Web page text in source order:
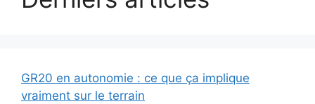
GR20 en autonomie : ce que ça implique
vraiment sur le terrain